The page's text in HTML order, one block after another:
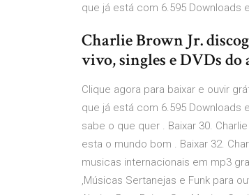
que já está com 6.595 Downloads
Charlie Brown Jr.
vivo, singles e DVDs
Clique agora para baixar e ouvir
que já está com 6.595 Downloads
sabe o que quer . Baixar 30.
esta o mundo bom . Baixar 32.
musicas internacionais em mp3
,Músicas Sertanejas e Funk para